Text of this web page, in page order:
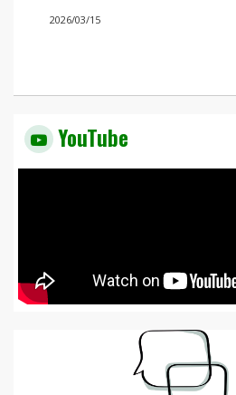
2026/03/15
YouTube